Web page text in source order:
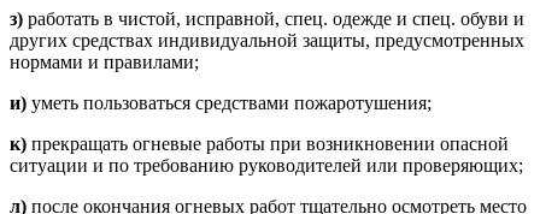
з) работать в чистой, исправной, спец. одежде и спец. обуви и
других средствах индивидуальной защиты, предусмотренных
нормами и правилами;
и) уметь пользоваться средствами пожаротушения;
к) прекращать огневые работы при возникновении опасной
ситуации и по требованию руководителей или проверяющих;
л) после окончания огневых работ тщательно осмотреть место